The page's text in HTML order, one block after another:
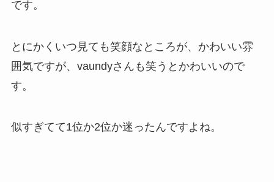
です。
とにかくいつ見ても笑顔なところが、かわいい雰
囲気ですが、vaundyさんも笑うとかわいいので
す。
似すぎてて1位か2位か迷ったんですよね。